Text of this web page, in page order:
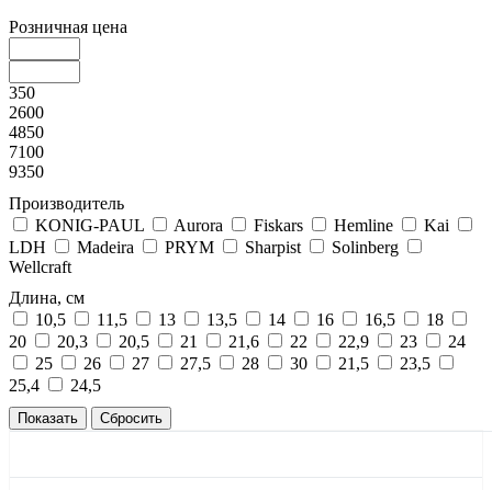
Розничная цена
350
2600
4850
7100
9350
Производитель
KONIG-PAUL
Aurora Fiskars Hemline
Kai
LDH
Madeira PRYM Sharpist
Solinberg
Wellcraft
Длина, см
10,5
11,5 13 13,5 14 16 16,5
18
20
20,3 20,5 21 21,6 22 22,9 23
24
25
26 27 27,5 28 30 21,5
23,5
25,4
24,5